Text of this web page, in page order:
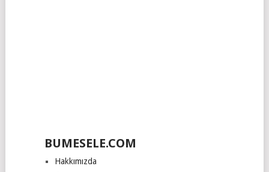
BUMESELE.COM
Hakkımızda